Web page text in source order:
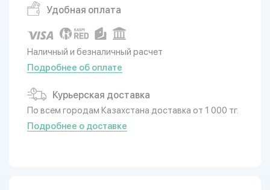
Удобная оплата
Наличный и безналичный расчет
Подробнее об оплате
Курьерская доставка
По всем городам Казахстана доставка от 1 000 тг.
Подробнее о доставке